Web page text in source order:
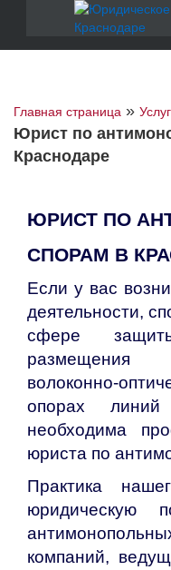
Главная страница »
Юрист по
Краснодаре
ЮРИСТ ПО
СПОРАМ В
Если у вас
деятельности,
сфере
размещения
волоконно-
опорах линий
необходима
юриста по
Практика
юридическую
компаний,